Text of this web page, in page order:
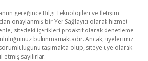
gereğince Bilgi Teknolojileri ve İletişim
onaylanmış bir Yer Sağlayıcı olarak hizmet
sitedeki içerikleri proaktif olarak denetleme
bulunmamaktadır. Ancak, üyelerimiz
taşımakta olup, siteye üye olarak
sayılırlar.